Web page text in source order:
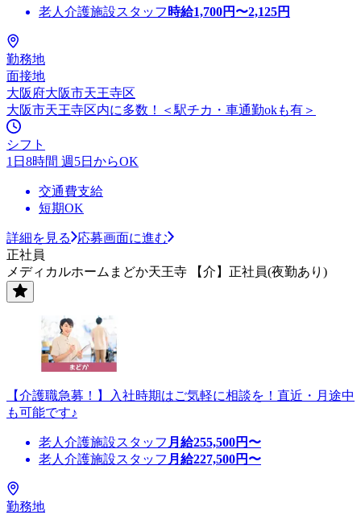
老人介護施設スタッフ 時給1,700円〜2,125円
勤務地
面接地
大阪府大阪市天王寺区
大阪市天王寺区内に多数！＜駅チカ・車通勤okも有＞
シフト
1日8時間 週5日からOK
交通費支給
短期OK
詳細を見る
応募画面に進む
正社員
メディカルホームまどか天王寺 【介】正社員(夜勤あり)
【介護職急募！】入社時期はご気軽に相談を！直近・月途中
も可能です♪
老人介護施設スタッフ 月給255,500円〜
老人介護施設スタッフ 月給227,500円〜
勤務地